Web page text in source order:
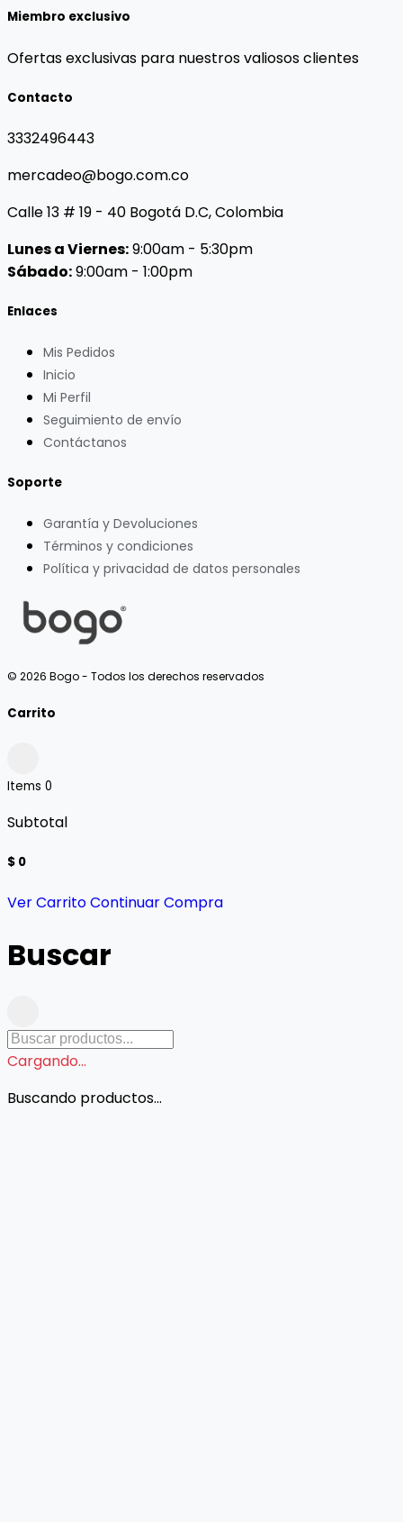
Miembro exclusivo
Ofertas exclusivas para nuestros valiosos clientes
Contacto
3332496443
mercadeo@bogo.com.co
Calle 13 # 19 - 40 Bogotá D.C, Colombia
Lunes a Viernes:9:00am - 5:30pm
Sábado:9:00am - 1:00pm
Enlaces
Mis Pedidos
Inicio
Mi Perfil
Seguimiento de envío
Contáctanos
Soporte
Garantía y Devoluciones
Términos y condiciones
Política y privacidad de datos personales
© 2026 Bogo - Todos los derechos reservados
Carrito
Items 0
Subtotal
$ 0
Ver CarritoContinuar Compra
Buscar
Cargando...
Buscando productos...